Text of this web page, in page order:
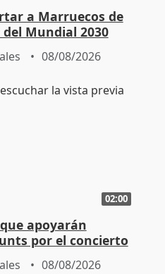
a Marruecos de
Mundial 2030
08/08/2026
02:00
apoyarán
por el concierto
08/08/2026